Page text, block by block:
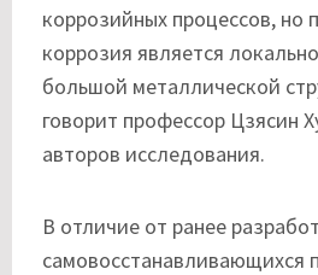
коррозийных процессов, но
коррозия является
большой металлической
говорит профессор Цзясин
авторов исследования.
В отличие от ранее
самовосстанавливающихся